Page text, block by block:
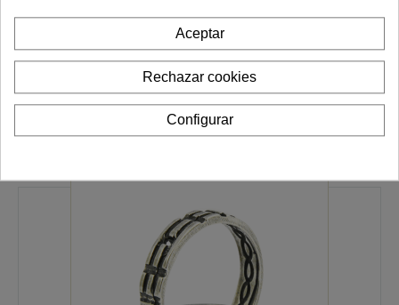
18,00 €
AÑADIR A CARRITO
Aceptar
Rechazar cookies
Configurar